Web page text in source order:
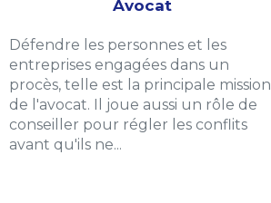
Avocat
Défendre les personnes et les
entreprises engagées dans un
procès, telle est la principale mission
de l'avocat. Il joue aussi un rôle de
conseiller pour régler les conflits
avant qu'ils ne...